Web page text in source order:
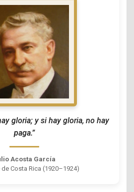
gloria; y si hay gloria, no hay
paga.”
Acosta García
Costa Rica (1920–1924)